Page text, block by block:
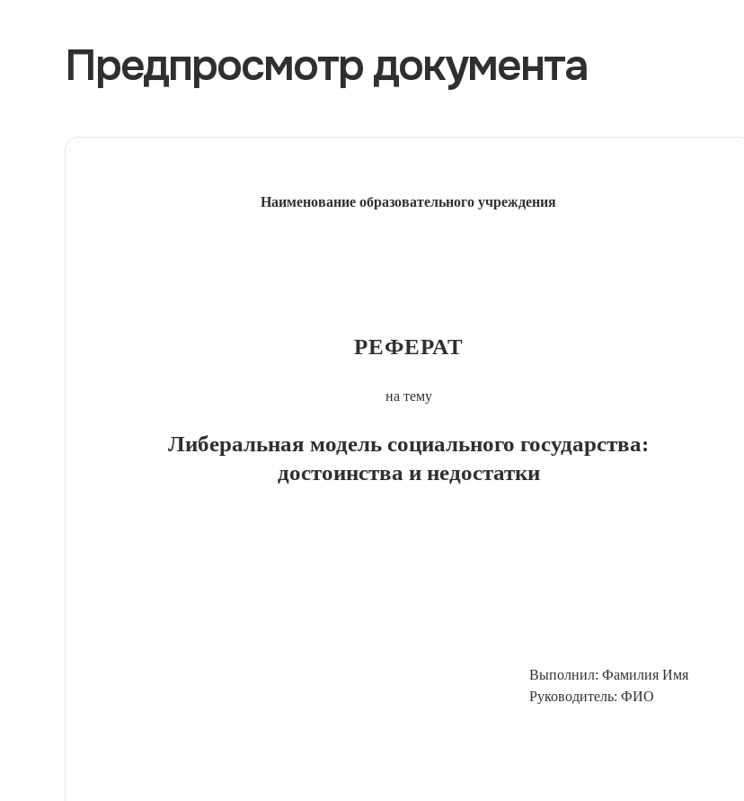
Предпросмотр документа
Наименование образовательного учреждения
РЕФЕРАТ
на тему
Либеральная модель социального государства:
достоинства и недостатки
Выполнил: Фамилия Имя
Руководитель: ФИО